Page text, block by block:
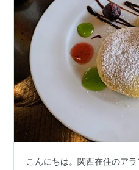
こんにちは。関西在住のア